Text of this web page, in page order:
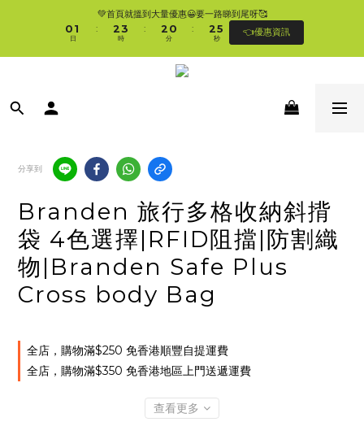
🛍香港購物滿$250免順豐自提櫃🚛 | 香港滿$350/澳門滿$499即免運費直接送上門
💚首頁就搵到大量優惠😀要一路睇到尾呀🥰
0 1
0
日
:
3
2
1
0
4
3
2
1
時
:
3
2
1
0
1
0
分
:
3
2
1
0
6
5
4
3
秒
👈優惠資訊
🛍香港購物滿$250免順豐自提櫃🚛 | 香港滿$350/澳門滿$499即免運費直接送上門
分享到
Branden 旅行多格收納斜揹
袋 4色選擇|RFID阻擋|防割織
物|Branden Safe Plus
Cross body Bag
全店，購物滿$250 免香港順豐自提運費
全店，購物滿$350 免香港地區上門送遞運費
查看更多